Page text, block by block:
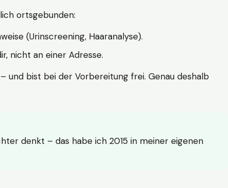
ortsgebunden:
(Urinscreening, Haaranalyse).
nicht an einer Adresse.
und bist bei der Vorbereitung frei. Genau deshalb
denkt – das habe ich 2015 in meiner eigenen